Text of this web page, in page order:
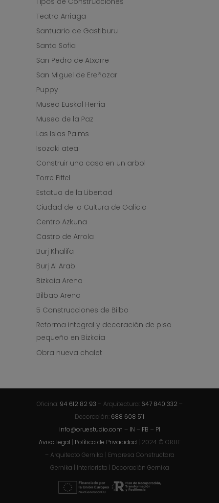
Teatro Arriaga
Santuario de Gastiburu
Santa Sofia
San Pedro de Atxarre
San Miguel de Ereñozar
Puppy
Museo Euskal Herria
Museo de la Paz
Las Islas Palms
Isozaki atea
Construir una casa en un arbol
Torre Eiffel
Estatua de la Libertad
Ciudad de la Cultura de Galicia
Centro Azkuna
Castro de Arrola
Burj Khalifa
Burj Al Arab
Bizkaia Arena
Bilbao Arena
5 Construcciones de Bilbo
Reforma integral y decoración de piso
pequeño en Bizkaia
Obra nueva chalet
Oficina: 94 612 82 93 – Arquitectura: 647 840 332 –
Decoración: 688 608 511
info@oruestudio.com – IN – FB – PI
Aviso legal | Política de Privacidad | 2024 © ORUE
– Arquitecto Gernika | Empresa Constructora
Gernika | Interiorista | Decoración Gernika